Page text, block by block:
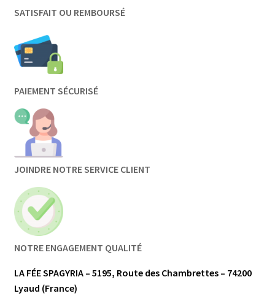
SATISFAIT OU REMBOURSÉ
PAIEMENT SÉCURISÉ
JOINDRE NOTRE SERVICE CLIENT
NOTRE ENGAGEMENT QUALITÉ
LA FÉE SPAGYRIA – 5195, Route des Chambrettes – 74200
Lyaud (France)